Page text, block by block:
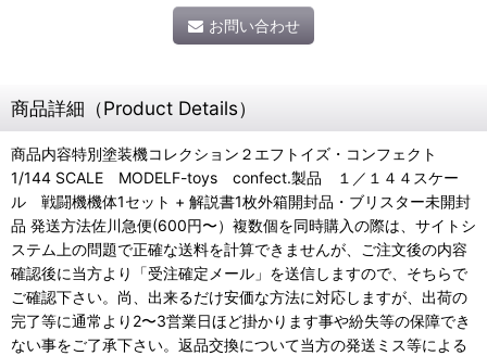
お問い合わせ
商品詳細（Product Details）
商品内容特別塗装機コレクション２エフトイズ・コンフェクト
1/144 SCALE MODELF-toys confect.製品 １／１４４スケー
ル 戦闘機機体1セット + 解説書1枚外箱開封品・ブリスター未開封
品 発送方法佐川急便(600円〜）複数個を同時購入の際は、サイトシ
ステム上の問題で正確な送料を計算できませんが、ご注文後の内容
確認後に当方より「受注確定メール」を送信しますので、そちらで
ご確認下さい。尚、出来るだけ安価な方法に対応しますが、出荷の
完了等に通常より2〜3営業日ほど掛かります事や紛失等の保障でき
ない事をご了承下さい。返品交換について当方の発送ミス等による